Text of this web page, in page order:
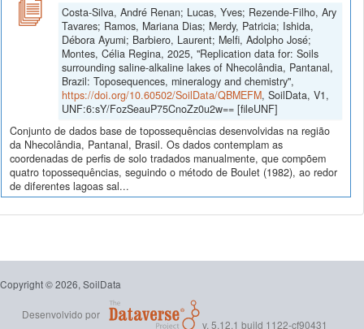
Costa-Silva, André Renan; Lucas, Yves; Rezende-Filho, Ary
Tavares; Ramos, Mariana Dias; Merdy, Patricia; Ishida,
Débora Ayumi; Barbiero, Laurent; Melfi, Adolpho José;
Montes, Célia Regina, 2025, "Replication data for: Soils
surrounding saline-alkaline lakes of Nhecolândia, Pantanal,
Brazil: Toposequences, mineralogy and chemistry",
https://doi.org/10.60502/SoilData/QBMEFM, SoilData, V1,
UNF:6:sY/FozSeauP75CnoZz0u2w== [fileUNF]
Conjunto de dados base de topossequências desenvolvidas na região
da Nhecolândia, Pantanal, Brasil. Os dados contemplam as
coordenadas de perfis de solo tradados manualmente, que compõem
quatro topossequências, seguindo o método de Boulet (1982), ao redor
de diferentes lagoas sal...
Copyright © 2026, SoilData
Desenvolvido por
v. 5.12.1 build 1122-cf90431